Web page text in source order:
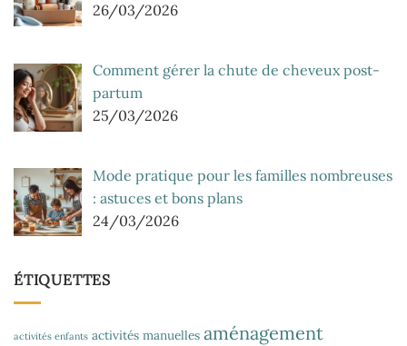
26/03/2026
Comment gérer la chute de cheveux post-
partum
25/03/2026
Mode pratique pour les familles nombreuses
: astuces et bons plans
24/03/2026
ÉTIQUETTES
activités enfants activités manuelles aménagement